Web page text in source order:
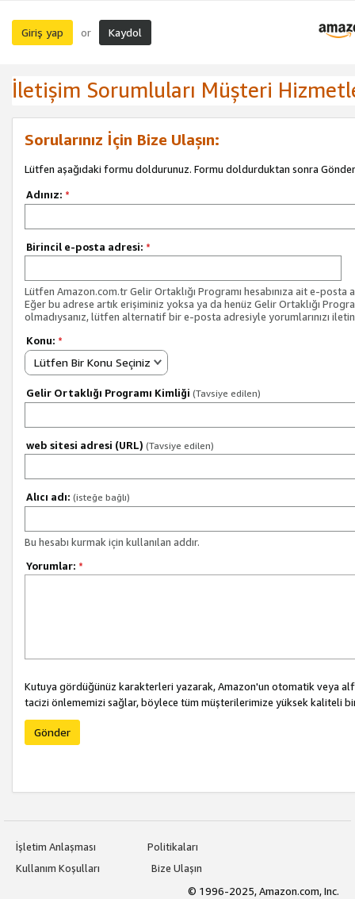
Giriş yap or Kaydol
İletişim Sorumluları Müşteri
Sorularınız İçin Bize Ulaşın:
Lütfen aşağıdaki formu doldurunuz. Formu doldurduktan sonra Gönder
Adınız: *
Birincil e-posta adresi: *
Lütfen Amazon.com.tr Gelir Ortaklığı Programı hesabınıza ait e-posta
Eğer bu adrese artık erişiminiz yoksa ya da henüz Gelir Ortaklığı
olmadıysanız, lütfen alternatif bir e-posta adresiyle yorumlarınızı
Konu: *
Lütfen Bir Konu Seçiniz
Gelir Ortaklığı Programı Kimliği (Tavsiye edilen)
web sitesi adresi (URL) (Tavsiye edilen)
Alıcı adı: (isteğe bağlı)
Bu hesabı kurmak için kullanılan addır.
Yorumlar: *
Kutuya gördüğünüz karakterleri yazarak, Amazon'un otomatik veya
tacizi önlememizi sağlar, böylece tüm müşterilerimize yüksek kaliteli
Gönder
İşletim Anlaşması
Politikaları
Kullanım Koşulları
Bize Ulaşın
© 1996-2025, Amazon.com, Inc.